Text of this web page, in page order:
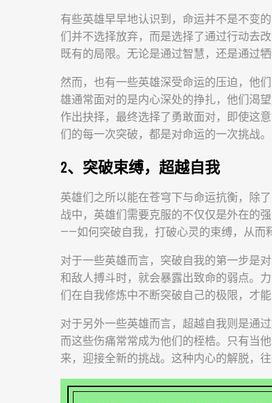
有些英雄早早地认识到，命运并不是不变
们并不选择放弃，而是选择了通过行动去
既有的局限。无论是通过智慧，还是通过
然而，也有一些英雄深受命运的压迫，他
雄通常面对的是内心深处的挣扎，他们渴
作出抉择，最终选择了勇敢面对，即使这
们的每一次突破，都是对命运的一次挑战。
2、突破束缚，超越自我
英雄们之所以能在苍穹下与命运抗衡，除
战中，英雄们需要克服的不仅仅是外在的
——如何突破自我，打破心灵的束缚，从而
对于一些英雄而言，突破自我的第一步是
和敌人搏斗时，就会暴露出致命的弱点。
们在自我修炼中不断突破自己的极限，才能
对于另外一些英雄而言，超越自我则是通
而这些伤痛常常成为他们的桎梏。只有当
来，迎接全新的挑战。这种内心的解脱，